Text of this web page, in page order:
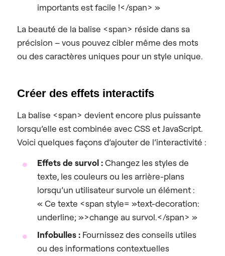
importants est facile !</span> »
La beauté de la balise <span> réside dans sa
précision – vous pouvez cibler même des mots
ou des caractères uniques pour un style unique.
Créer des effets interactifs
La balise <span> devient encore plus puissante
lorsqu’elle est combinée avec CSS et JavaScript.
Voici quelques façons d’ajouter de l’interactivité :
Effets de survol :Changez les styles de
texte, les couleurs ou les arrière-plans
lorsqu’un utilisateur survole un élément :
« Ce texte <span style= »text-decoration:
underline; »>change au survol.</span> »
Infobulles : Fournissez des conseils utiles
ou des informations contextuelles